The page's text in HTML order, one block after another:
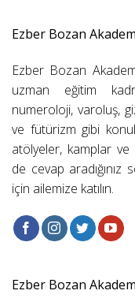
Ezber Bozan
Ezber Bozan
uzman eğitim
numeroloji, varoluş,
ve fütürizm gibi
atölyeler, kamplar ve
de cevap
için ailemize katılın.
Ezber Bozan